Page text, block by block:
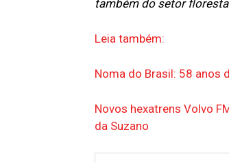
também do setor
Leia também:
Noma do Brasil: 58 anos
Novos hexatrens Volvo
da Suzano